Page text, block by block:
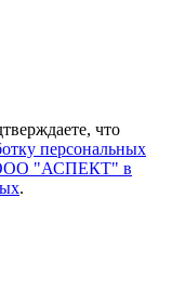
что
персональных
"АСПЕКТ" в
.